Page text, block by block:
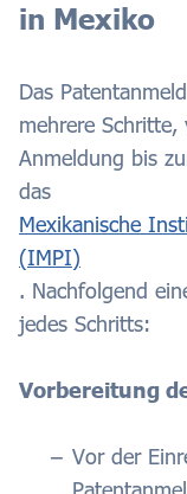
in Mexiko
Das
mehrere
Anmeldung bis
das
Mexikanische
(IMPI)
. Nachfolgend
jedes Schritts:
Vorbereitung
Vor der